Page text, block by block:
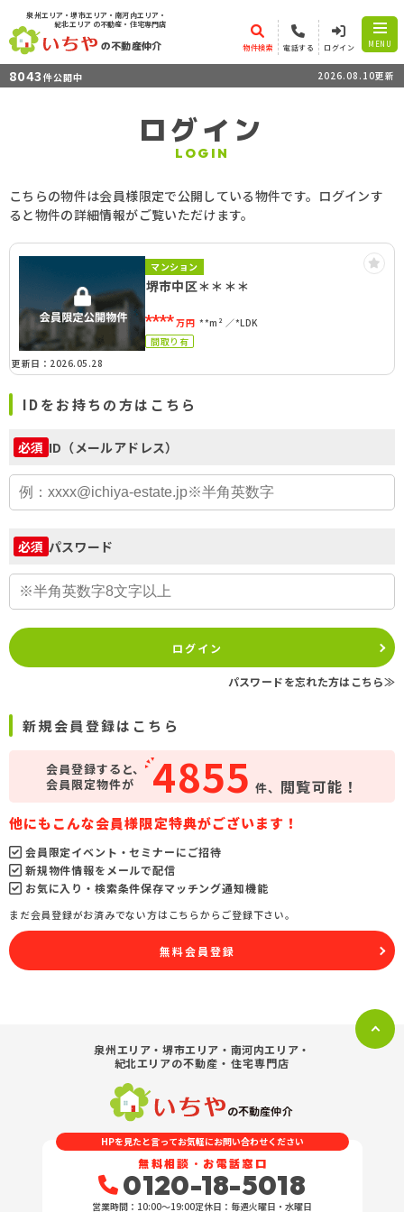
泉州エリア・堺市エリア・南河内エリア・
紀北エリア の不動産・住宅専門店
の不動産仲介 物件検索 電話する ログイン MENU
8043 件公開中 2026.08.10更新
ログイン
LOGIN
こちらの物件は会員様限定で公開している物件です。ログインす
ると物件の詳細情報がご覧いただけます。
マンション
堺市中区＊＊＊＊
****万円 **m²
*LDK
間取り有
更新日：2026.05.28
IDをお持ちの方はこちら
必須 ID（メールアドレス）
必須 パスワード
ログイン
パスワードを忘れた方はこちら≫
新規会員登録はこちら
会員登録すると、
会員限定物件が
4855 件、 閲覧可能！
他にもこんな会員様限定特典がございます！
会員限定イベント・セミナーにご招待
新規物件情報をメールで配信
お気に入り・検索条件保存マッチング通知機能
まだ会員登録がお済みでない方はこちらからご登録下さい。
無料会員登録
泉州エリア・堺市エリア・南河内エリア・
紀北エリアの不動産・住宅専門店
の不動産仲介
HPを見たと言ってお気軽にお問い合わせください
無料相談・お電話窓口
0120-18-5018
営業時間：10:00〜19:00定休日：毎週火曜日・水曜日